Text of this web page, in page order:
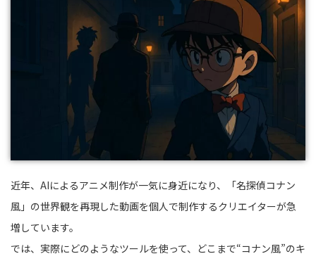
近年、AIによるアニメ制作が一気に身近になり、「名探偵コナン
風」の世界観を再現した動画を個人で制作するクリエイターが急
増しています。
では、実際にどのようなツールを使って、どこまで“コナン風”のキ